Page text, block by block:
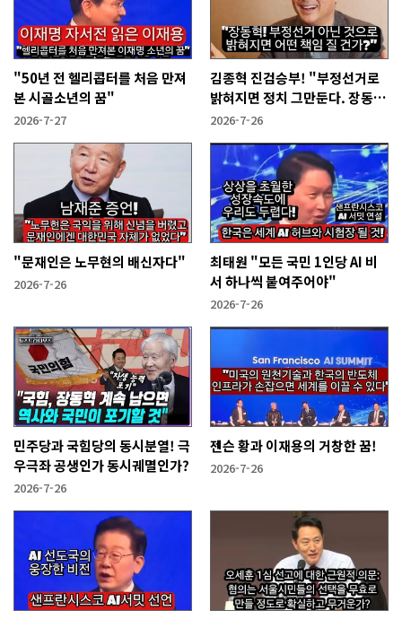
"50년 전 헬리콥터를 처음 만져
본 시골소년의 꿈"
2026-7-27
김종혁 진검승부! "부정선거로
밝혀지면 정치 그만둔다. 장동혁
당신들은?"
2026-7-26
"문재인은 노무현의 배신자다"
2026-7-26
최태원 "모든 국민 1인당 AI 비
서 하나씩 붙여주어야"
2026-7-26
민주당과 국힘당의 동시분열! 극
우극좌 공생인가 동시궤멸인가?
2026-7-26
젠슨 황과 이재용의 거창한 꿈!
2026-7-26